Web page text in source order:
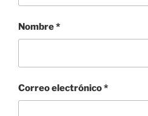
Nombre*
Correo electrónico*